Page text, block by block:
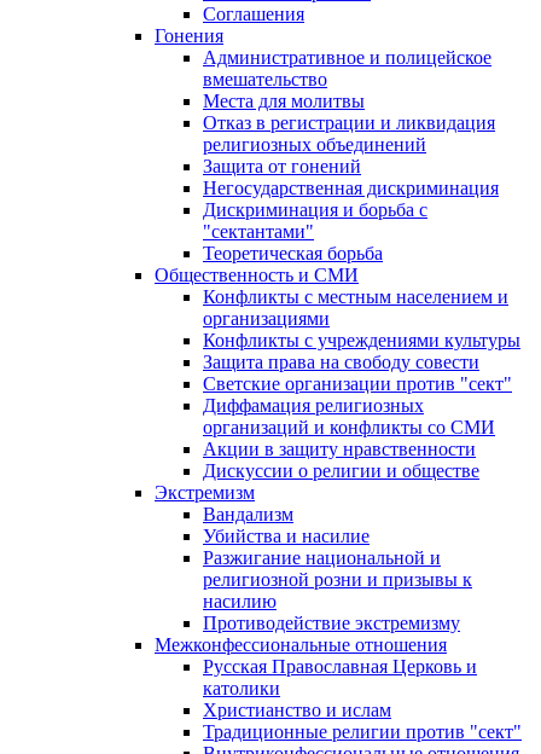
Соглашения
Гонения
Административное и полицейское
вмешательство
Места для молитвы
Отказ в регистрации и ликвидация
религиозных объединений
Защита от гонений
Негосударственная дискриминация
Дискриминация и борьба с
"сектантами"
Теоретическая борьба
Общественность и СМИ
Конфликты с местным населением и
организациями
Конфликты с учреждениями культуры
Защита права на свободу совести
Светские организации против "сект"
Диффамация религиозных
организаций и конфликты со СМИ
Акции в защиту нравственности
Дискуссии о религии и обществе
Экстремизм
Вандализм
Убийства и насилие
Разжигание национальной и
религиозной розни и призывы к
насилию
Противодействие экстремизму
Межконфессиональные отношения
Русская Православная Церковь и
католики
Христианство и ислам
Традиционные религии против "сект"